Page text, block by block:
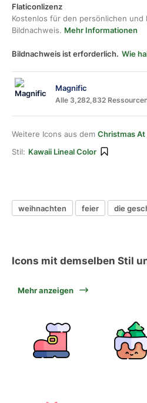
Flaticonlizenz
Kostenlos für den persönlichen und
Bildnachweis. Mehr Informationen
Bildnachweis ist erforderlich. Wie
Magnific
Alle 3,282,832
Weitere Icons aus dem Christmas At
Stil: Kawaii Lineal Color
weihnachten feier die
Icons mit demselben Stil
Mehr anzeigen